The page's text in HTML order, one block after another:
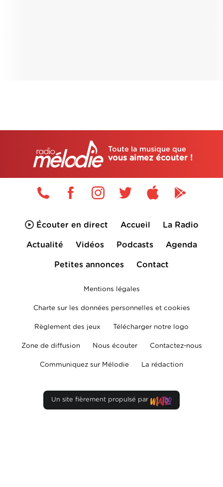
Toute la musique que
vous aimez écouter !
Écouter en direct Accueil La Radio
Actualité Vidéos Podcasts Agenda
Petites annonces Contact
Mentions légales
Charte sur les données personnelles et cookies
Règlement des jeux Télécharger notre logo
Zone de diffusion Nous écouter Contactez-nous
Communiquez sur Mélodie La rédaction
Un site fièrement propulsé par